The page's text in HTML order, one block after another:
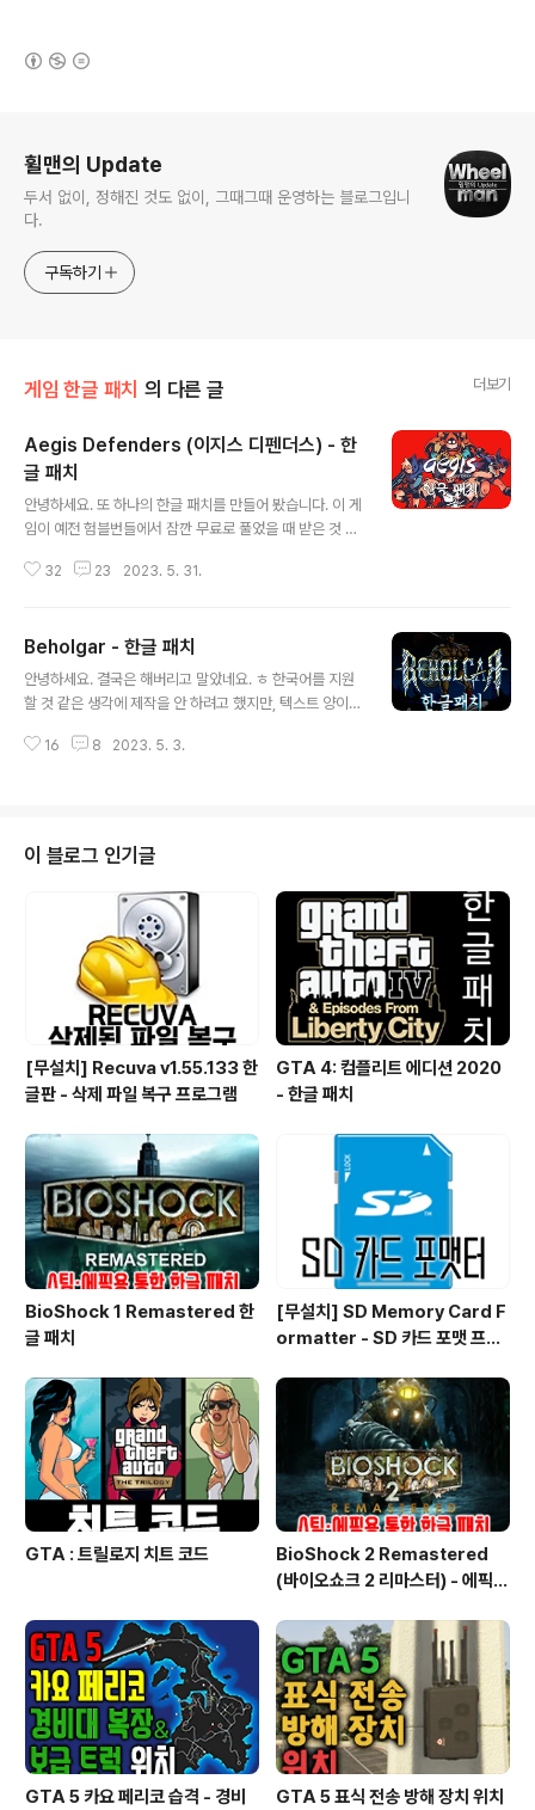
휠맨의 Update
두서 없이, 정해진 것도 없이, 그때그때 운영하는 블로그입니
다.
구독하기
게임 한글 패치 의 다른 글 더보기
Aegis Defenders (이지스 디펜더스) - 한
글 패치
안녕하세요. 또 하나의 한글 패치를 만들어 봤습니다. 이 게
임이 예전 험블번들에서 잠깐 무료로 풀었을 때 받은 것 같
있듯이 디펜스 게임이지만 거기에 이야기가 있고, 아기자
봤습니다. 이 게임도 시작전에는 텍스트가 많지 않을 것 같
은 느낌이었지만 막상 뚜껑을 열어 보니 약 3,400줄... 뭔
게임이 디펜스 게임인지 어드벤쳐 게임인지 대화가 엄청
짜증이 좀 났네요. "고스트 오브 어 테일" 이후에 대화에 분
32 23 2023. 5. 31.
Beholgar - 한글 패치
안녕하세요. 결국은 해버리고 말았네요. ㅎ 한국어를 지원
할 것 같은 생각에 제작을 안 하려고 했지만, 텍스트 양이
보다 하면 될 것 같더라고요. 그래서 그냥 후딱 해버렸습니
업한 날을 생각하면 이틀(?) 정도 걸린 듯... ■ 캡쳐 화면 시
스템 요구 사항 최소: 운영체제: Windows 7 or 10 프로
세서: 2.0 GHz equivalent or faster processor 메
모리: 2 GB RAM 그래픽: 256 Mb 저장공간: 500 MB
사용 가능 공간 권장: 운영체제:..
16 8 2023. 5. 3.
이 블로그 인기글
[무설치] Recuva v1.55.133 한
글판 - 삭제 파일 복구 프로그램
GTA 4: 컴플리트 에디션 2020
- 한글 패치
BioShock 1 Remastered 한
글 패치
[무설치] SD Memory Card F
ormatter - SD 카드 포맷 프로
GTA : 트릴로지 치트 코드
BioShock 2 Remastered
(바이오쇼크 2 리마스터) - 에픽용
GTA 5 카요 페리코 습격 - 경비 GTA 5 표식 전송 방해 장치 위치